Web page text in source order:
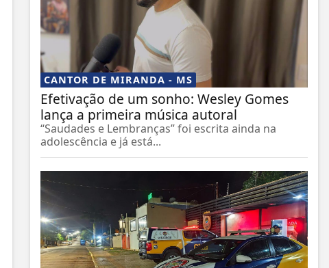
CANTOR DE MIRANDA - MS
Efetivação de um sonho: Wesley Gomes
lança a primeira música autoral
“Saudades e Lembranças” foi escrita ainda na
adolescência e já está...